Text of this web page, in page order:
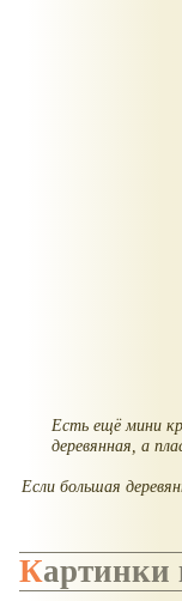
Есть ещё мини
деревянная, а
Если большая